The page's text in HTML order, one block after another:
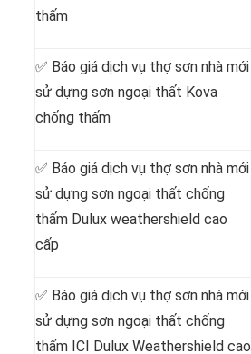
thấm
✅ Báo giá dịch vụ thợ sơn nhà mới
sử dựng sơn ngoại thất Kova
chống thấm
✅ Báo giá dịch vụ thợ sơn nhà mới
sử dựng sơn ngoại thất chống
thấm Dulux weathershield cao
cấp
✅ Báo giá dịch vụ thợ sơn nhà mới
sử dựng sơn ngoại thất chống
thấm ICI Dulux Weathershield cao